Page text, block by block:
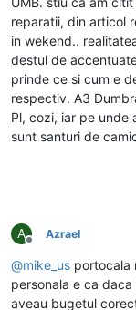
reparatii, din articol
in wekend..
destul de
prinde ce si cum e
respectiv. A3
Pl, cozi, iar pe unde
sunt santuri de
A
Deconectat
Azrael
@mike_us portocala
personala e ca
aveau bugetul